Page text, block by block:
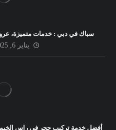
سباك في دبي : خدمات متميزة،
يناير 6, 2025
أفضل خدمة تركيب حجر في راس